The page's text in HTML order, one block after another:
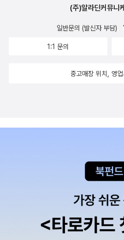
심각하게 오해하고 있음을 알고 있다.
하고, 남자와 함께 살고, 아들을 키우
아이에 대해 이해할 점이 많이 남아 있
변한다. 만약 남자와 여자, 부모와 스
부사장 승진을 노리고 있다는 사실을
습니다. 그런데 그 사실을 알고 나니 잠
반응하는 닐의 뇌 속을 들여다보면 테
레신이 분비되어 뇌 회로를 적시는 모
에서 엎치락뒤치락하면서 조지가 자신
상상할 때면, 그의 시상하부와 편도에
루안 브리젠딘의 주장은 이와 양립가
캘리포니아대(UCSF) 신경정신과 의
제에서 어떤 역할을 하는지에 대해 연
사학위를 받았으며, 여자의 뇌 상태를
(주)알라딘커뮤니
일반문의 (발신자 부담)
1:1 문의
중고매장 위치, 영